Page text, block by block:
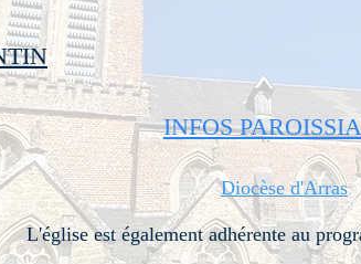
INFOS
Diocèse d'Arras
L'église est également adhérente au